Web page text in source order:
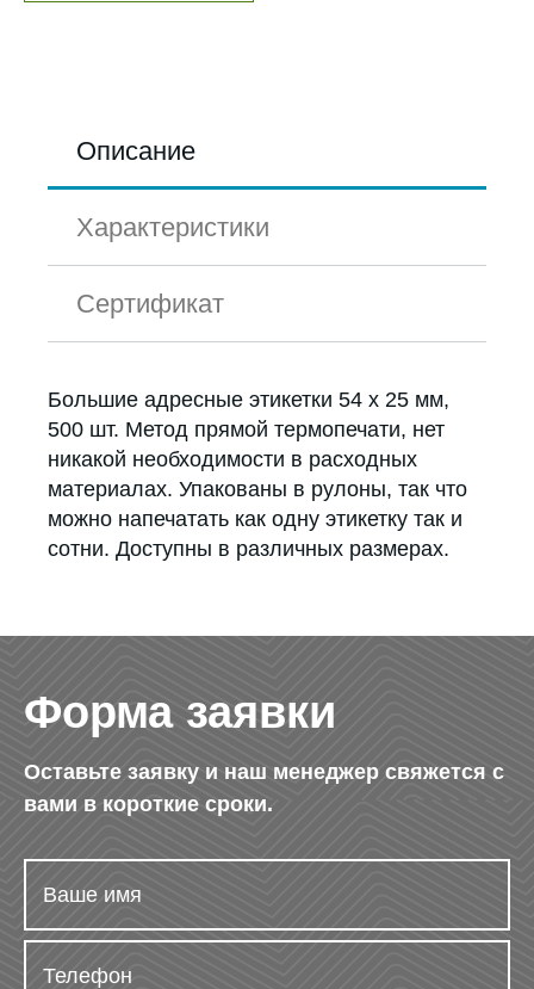
Описание
Характеристики
Сертификат
Большие адресные этикетки 54 х 25 мм,
500 шт. Метод прямой термопечати, нет
никакой необходимости в расходных
материалах. Упакованы в рулоны, так что
можно напечатать как одну этикетку так и
сотни. Доступны в различных размерах.
Форма заявки
Оставьте заявку и наш менеджер свяжется с
вами в короткие сроки.